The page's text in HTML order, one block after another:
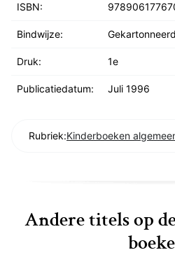
ISBN:
Bindwijze: Gekartonneerd
Druk: 1e
Publicatiedatum: Juli 1996
Rubriek:Kinderboeken
Andere titels op